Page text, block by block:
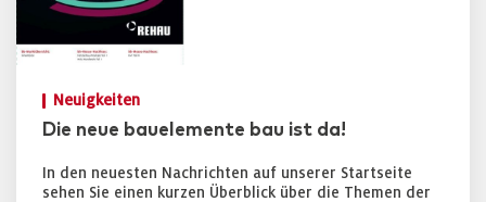
Neuigkeiten
Die neue bauelemente bau ist da!
In den neuesten Nachrichten auf unserer Startseite
sehen Sie einen kurzen Überblick über die Themen der